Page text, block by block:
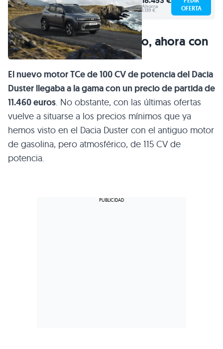
Ahorra
1.139 €
OFERTA
El Dacia Duster más barato, ahora con
turbo
El nuevo motor TCe de 100 CV de potencia del Dacia
Duster llegaba a la gama con un precio de partida de
11.460 euros. No obstante, con las últimas ofertas
vuelve a situarse a los precios mínimos que ya
hemos visto en el Dacia Duster con el antiguo motor
de gasolina, pero atmosférico, de 115 CV de
potencia.